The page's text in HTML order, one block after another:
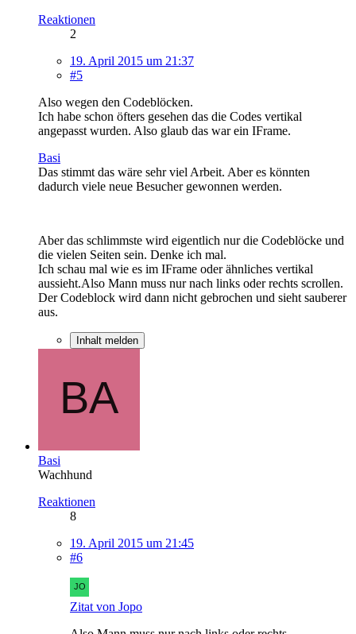
Reaktionen
2
19. April 2015 um 21:37
#5
Also wegen den Codeblöcken.
Ich habe schon öfters gesehen das die Codes vertikal
angepasst wurden. Also glaub das war ein IFrame.
Basi
Das stimmt das wäre sehr viel Arbeit. Aber es könnten
dadurch viele neue Besucher gewonnen werden.
Aber das schlimmste wird eigentlich nur die Codeblöcke und
die vielen Seiten sein. Denke ich mal.
Ich schau mal wie es im IFrame oder ähnliches vertikal
aussieht.Also Mann muss nur nach links oder rechts scrollen.
Der Codeblock wird dann nicht gebrochen und sieht sauberer
aus.
Inhalt melden
Basi
Wachhund
Reaktionen
8
19. April 2015 um 21:45
#6
Zitat von Jopo